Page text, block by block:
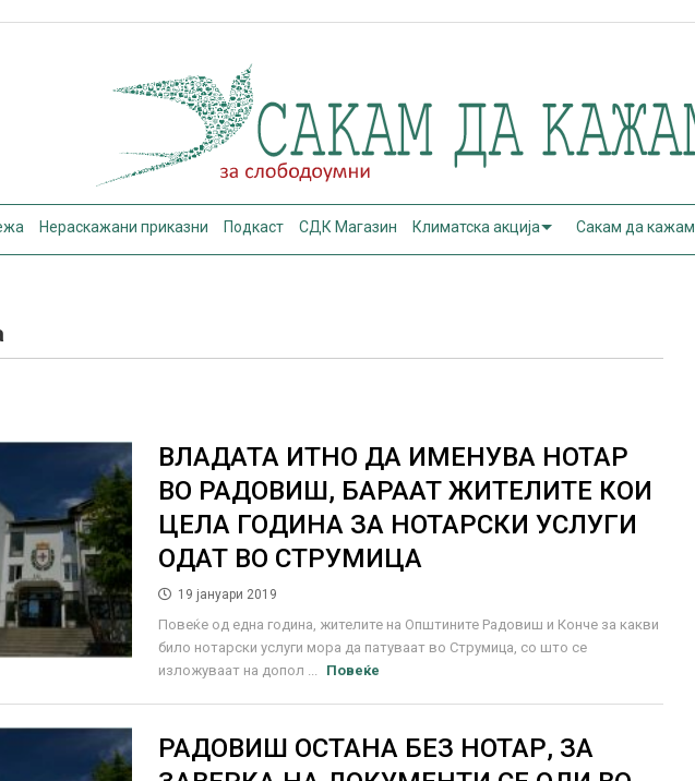
Нераскажани приказни Подкаст СДК Магазин Климатска акција Сакам да кажам
ВЛАДАТА ИТНО ДА ИМЕНУВА НОТАР
ВО РАДОВИШ, БАРААТ ЖИТЕЛИТЕ КОИ
ЦЕЛА ГОДИНА ЗА НОТАРСКИ УСЛУГИ
ОДАТ ВО СТРУМИЦА
19 јануари 2019
Повеќе од една година, жителите на Општините Радовиш и Конче за какви
било нотарски услуги мора да патуваат во Струмица, со што се
изложуваат на допол ...
Повеќе
РАДОВИШ ОСТАНА БЕЗ НОТАР, ЗА